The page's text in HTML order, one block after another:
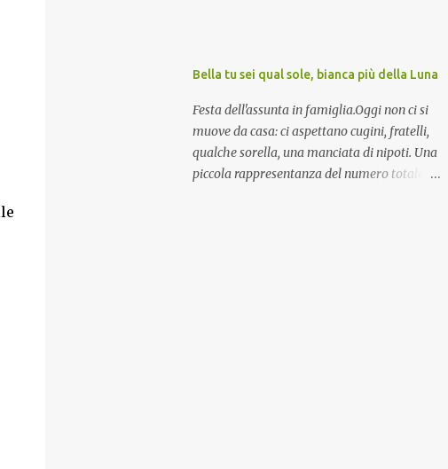
Bella tu sei qual sole, bianca più della Luna
Festa dell'assunta in famiglia.Oggi non ci si
muove da casa: ci aspettano cugini, fratelli,
qualche sorella, una manciata di nipoti. Una
piccola rappresentanza del numero totale